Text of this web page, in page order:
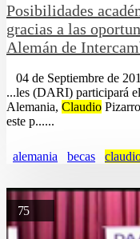
Posibilidades
gracias a las
Alemán de
04 de Septiembre de
...les (DARI) participará
Alemania, Claudio
este p......
alemania becas
75